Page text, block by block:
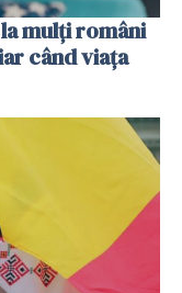
mulți români
când viața